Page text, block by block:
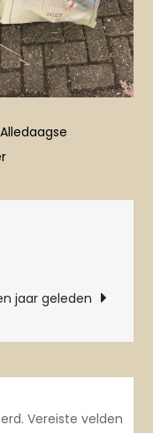
Alledaagse
op
jaar geleden
Vereiste velden